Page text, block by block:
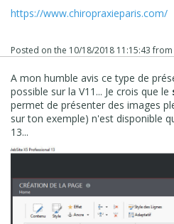
https://www.chiropraxieparis.com/
Posted on the 10/18/2018 11:15:43from
A mon humble avis ce type de
possible sur la V11... Je crois que le
permet de présenter des images
sur ton exemple) n'est disponible
13...